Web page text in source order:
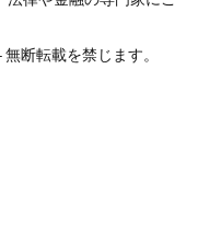
断転載を禁じます。